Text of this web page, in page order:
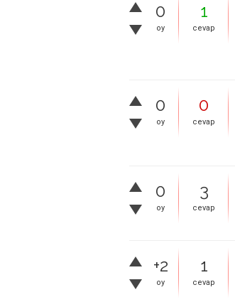
0
oy
1
cevap
0
oy
0
cevap
0
oy
3
cevap
+2
oy
1
cevap